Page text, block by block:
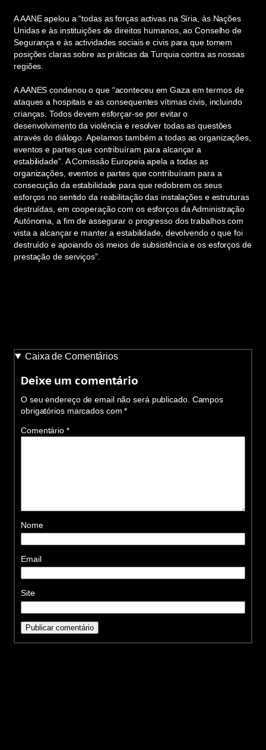
A AANE apelou a “todas as forças activas na Síria, às Nações
Unidas e às instituições de direitos humanos, ao Conselho de
Segurança e às actividades sociais e civis para que tomem
posições claras sobre as práticas da Turquia contra as nossas
regiões.
A AANES condenou o que “aconteceu em Gaza em termos de
ataques a hospitais e as consequentes vítimas civis, incluindo
crianças. Todos devem esforçar-se por evitar o
desenvolvimento da violência e resolver todas as questões
através do diálogo. Apelamos também a todas as organizações,
eventos e partes que contribuíram para alcançar a
estabilidade”. A Comissão Europeia apela a todas as
organizações, eventos e partes que contribuíram para a
consecução da estabilidade para que redobrem os seus
esforços no sentido da reabilitação das instalações e estruturas
destruídas, em cooperação com os esforços da Administração
Autónoma, a fim de assegurar o progresso dos trabalhos com
vista a alcançar e manter a estabilidade, devolvendo o que foi
destruído e apoiando os meios de subsistência e os esforços de
prestação de serviços”.
Caixa de Comentários
Deixe um comentário
O seu endereço de email não será publicado. Campos
obrigatórios marcados com*
Comentário *
Nome
Email
Site